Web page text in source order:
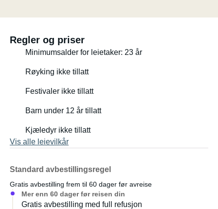
Regler og priser
Minimumsalder for leietaker: 23 år
Røyking ikke tillatt
Festivaler ikke tillatt
Barn under 12 år tillatt
Kjæledyr ikke tillatt
Vis alle leievilkår
Standard avbestillingsregel
Gratis avbestilling frem til 60 dager før avreise
Mer enn 60 dager før reisen din
Gratis avbestilling med full refusjon